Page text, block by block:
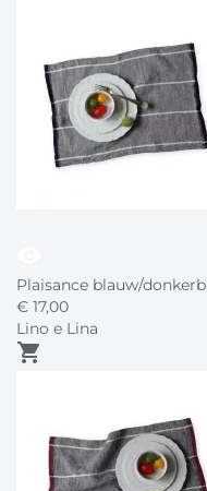
Plaisance blauw/
€ 17,00
Lino e Lina
shopping_cart